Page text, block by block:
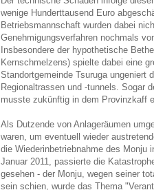
wenige Hunderttausend Euro
Betriebsmannschaft wurden dabei
Genehmigungsverfahren nochmals
Insbesondere der hypothetische
Kernschmelzens) spielte dabei eine
Standortgemeinde Tsuruga ungeniert
Regionaltrassen und -tunnels. Sogar
musste zukünftig in dem Provinzkaff
Als Dutzende von Anlageräumen
waren, um eventuell wieder
die Wiederinbetriebnahme des Monju
Januar 2011, passierte die
gesehen - der Monju, wegen seiner
sein schien, wurde das Thema